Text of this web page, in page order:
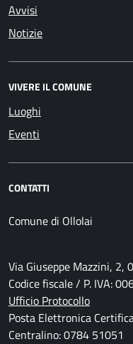
Avvisi
Notizie
VIVERE IL COMUNE
Luoghi
Eventi
CONTATTI
Comune di Ollolai
Via Giuseppe Mazzini, 2,
Codice fiscale / P. IVA:
Ufficio Protocollo
Posta Elettronica
Centralino: 0784 51051